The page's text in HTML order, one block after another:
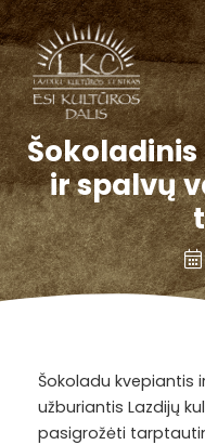
Šokoladinis
ir spalvų
Šokoladu kvepiantis
užburiantis Lazdijų
pasigrožėti